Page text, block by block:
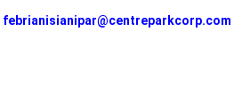
febrianisianipar@centreparkcorp.com